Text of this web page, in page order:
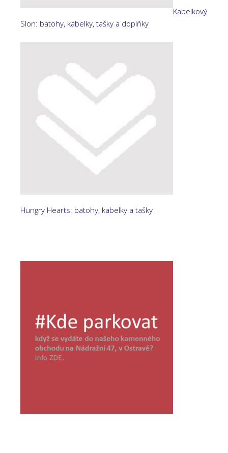
Kabelkový
Slon: batohy, kabelky, tašky a doplňky
Hungry Hearts: batohy, kabelky a tašky